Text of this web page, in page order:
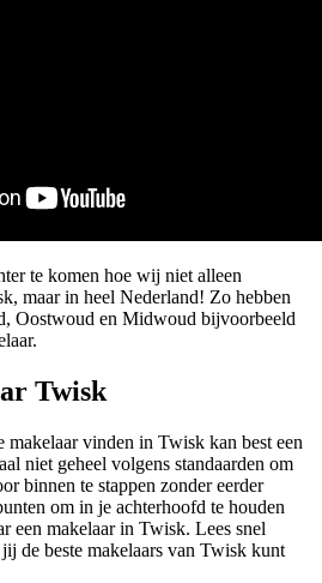
te komen hoe wij niet alleen
maar in heel Nederland! Zo hebben
Oostwoud en Midwoud bijvoorbeeld
Twisk
makelaar vinden in Twisk kan best een
niet geheel volgens standaarden om
binnen te stappen zonder eerder
om in je achterhoofd te houden
een makelaar in Twisk. Lees snel
de beste makelaars van Twisk kunt